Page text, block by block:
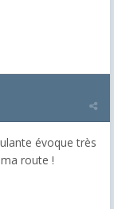
évoque très
route !